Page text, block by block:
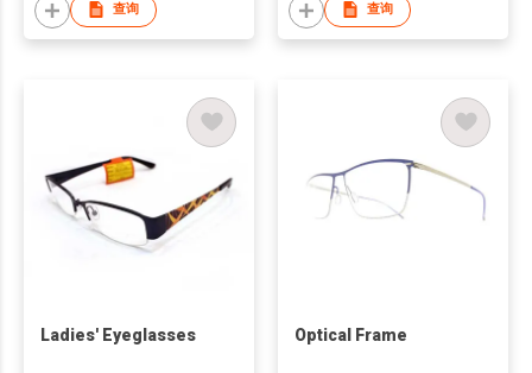
查询 查询
Ladies' Eyeglasses Optical Frame